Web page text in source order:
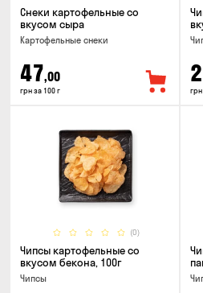
Снеки картофельные со
вкусом сыра
Картофельные снеки
47,00
грн за 100 г
(0)
Чипсы картофельные со
вкусом бекона, 100г
Чипсы